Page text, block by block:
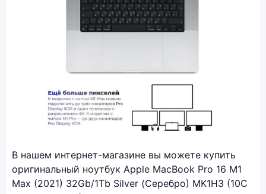
В нашем интернет-магазине вы можете купить
оригинальный ноутбук Apple MacBook Pro 16 M1
Max (2021) 32Gb/1Tb Silver (Серебро) MK1H3 (10C